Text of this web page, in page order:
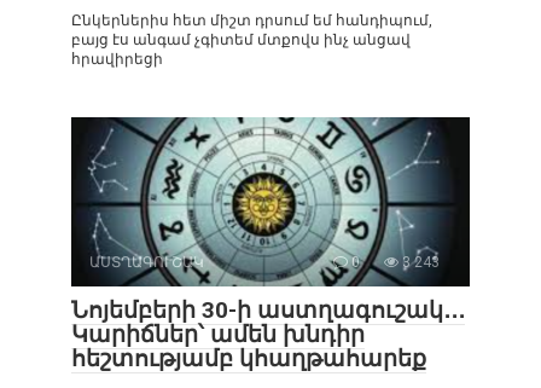
Ընկերներիս հետ միշտ դրսում եմ հանդիպում,
բայց էս անգամ չգիտեմ մտքովս ինչ անցավ
հրավիրեցի
ԱՍՏՂԱԳՈՒՇԱԿ 0 3 243
Նոյեմբերի 30-ի աստղագուշակ․․․
Կարիճներ՝ ամեն խնդիր
հեշտությամբ կհաղթահարեք